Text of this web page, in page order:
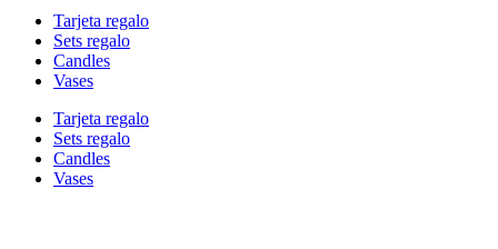
Tarjeta regalo
Sets regalo
Candles
Vases
Tarjeta regalo
Sets regalo
Candles
Vases